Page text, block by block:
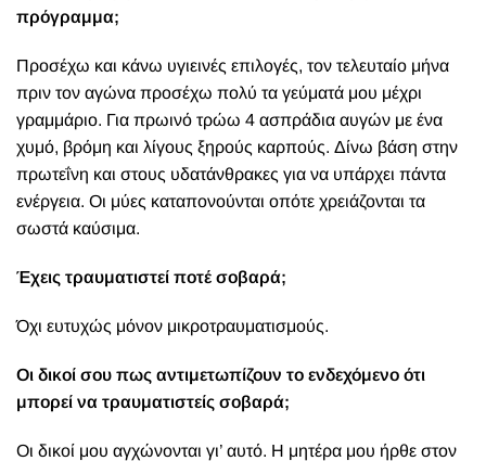
πρόγραμμα;
Προσέχω και κάνω υγιεινές επιλογές, τον τελευταίο μήνα
πριν τον αγώνα προσέχω πολύ τα γεύματά μου μέχρι
γραμμάριο. Για πρωινό τρώω 4 ασπράδια αυγών με ένα
χυμό, βρόμη και λίγους ξηρούς καρπούς. Δίνω βάση στην
πρωτεΐνη και στους υδατάνθρακες για να υπάρχει πάντα
ενέργεια. Οι μύες καταπονούνται οπότε χρειάζονται τα
σωστά καύσιμα.
Έχεις τραυματιστεί ποτέ σοβαρά;
Όχι ευτυχώς μόνον μικροτραυματισμούς.
Οι δικοί σου πως αντιμετωπίζουν το ενδεχόμενο ότι
μπορεί να τραυματιστείς σοβαρά;
Οι δικοί μου αγχώνονται γι’ αυτό. Η μητέρα μου ήρθε στον